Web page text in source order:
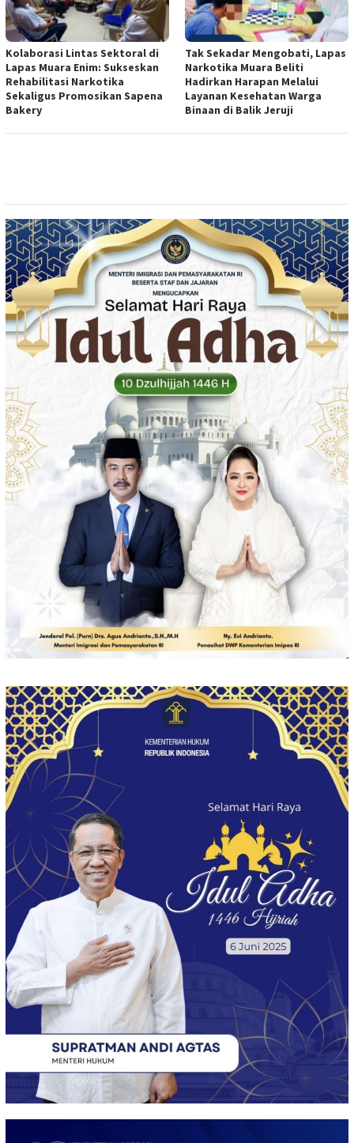
Kolaborasi Lintas Sektoral di
Lapas Muara Enim: Sukseskan
Rehabilitasi Narkotika
Sekaligus Promosikan Sapena
Bakery
Tak Sekadar Mengobati, Lapas
Narkotika Muara Beliti
Hadirkan Harapan Melalui
Layanan Kesehatan Warga
Binaan di Balik Jeruji